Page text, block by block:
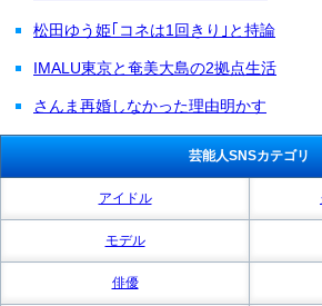
松田ゆう姫｢コネは1回きり｣と持論
IMALU東京と奄美大島の2拠点生活
さんま再婚しなかった理由明かす
芸能人SNSカテゴリ
アイドル
モデル
俳優